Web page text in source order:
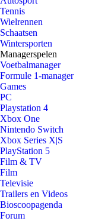
Tennis
Wielrennen
Schaatsen
Wintersporten
Managerspelen
Voetbalmanager
Formule 1-manager
Games
PC
Playstation 4
Xbox One
Nintendo Switch
Xbox Series X|S
PlayStation 5
Film & TV
Film
Televisie
Trailers en Videos
Bioscoopagenda
Forum